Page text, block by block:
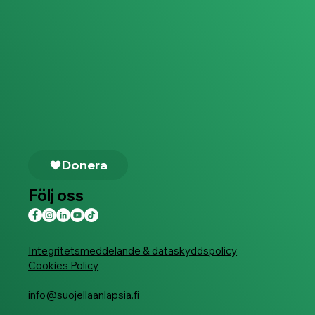
Integritetsmeddelande & dataskyddspolicy
Cookies Policy
info@suojellaanlapsia.fi
Donera
Följ oss